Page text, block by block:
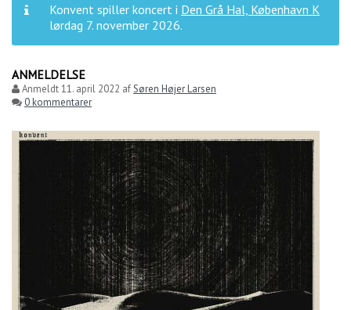
Konvent spiller koncert i Den Grå Hal, København K
lørdag 7. november 2026.
ANMELDELSE
Anmeldt11. april 2022 afSøren Højer Larsen
0 kommentarer